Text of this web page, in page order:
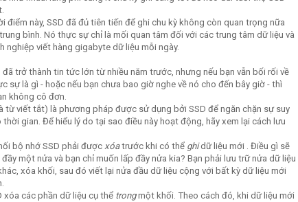
điểm này, SSD đã đủ tiên tiến để ghi chu kỳ không còn quan trọng nữa
bình. Nó thực sự chỉ là mối quan tâm đối với các trung tâm dữ liệu và
nghiệp viết hàng gigabyte dữ liệu mỗi ngày.
đã trở thành tin tức lớn từ nhiều năm trước, nhưng nếu bạn vẫn bối rối về
sự là gì - hoặc nếu bạn chưa bao giờ nghe về nó cho đến bây giờ - thì
không cô đơn.
từ viết tắt) là phương pháp được sử dụng bởi SSD để ngăn chặn sự suy
gian. Để hiểu lý do tại sao điều này hoạt động, hãy xem lại cách lưu
bộ nhớ SSD phải được xóatrước khi có thể ghidữ liệu mới . Điều gì sẽ
một nửa và bạn chỉ muốn lấp đầy nửa kia? Bạn phải lưu trữ nửa dữ liệu
xóa khối, sau đó viết lại nửa đầu dữ liệu cộng với bất kỳ dữ liệu mới
xóa các phần dữ liệu cụ thể trongmột khối. Theo cách đó, khi dữ liệu mới